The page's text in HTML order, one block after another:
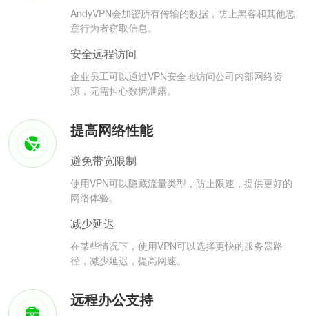
AndyVPN会加密所有传输的数据，防止黑客和其他恶
意行为者窃取信息。
安全远程访问
企业员工可以通过VPN安全地访问公司内部网络资
源，无需担心数据泄露。
提高网络性能
避免带宽限制
使用VPN可以隐藏流量类型，防止限速，提供更好的
网络体验。
减少延迟
在某些情况下，使用VPN可以选择更快的服务器路
径，减少延迟，提高网速。
远程办公支持